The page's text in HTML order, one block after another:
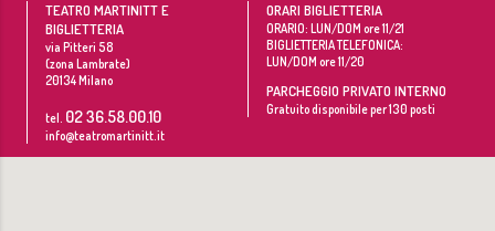
TEATRO MARTINITT E
BIGLIETTERIA
via Pitteri 58
(zona Lambrate)
20134Milano
tel. 02 36.58.00.10
info@teatromartinitt.it
ORARI BIGLIETTERIA
ORARIO: LUN/DOM ore 11/21
BIGLIETTERIA TELEFONICA:
LUN/DOM ore 11/20
PARCHEGGIO PRIVATO INTERNO
Gratuito disponibile per 130 posti